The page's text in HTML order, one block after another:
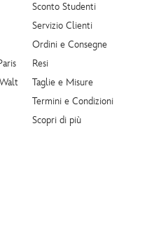
Sconto Studenti
Servizio Clienti
Ordini e Consegne
Resi
Taglie e Misure
Termini e Condizioni
Scopri di più